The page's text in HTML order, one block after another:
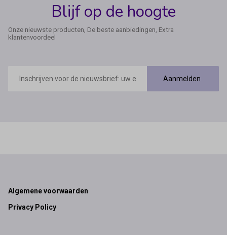
Blijf op de hoogte
Onze nieuwste producten, De beste aanbiedingen, Extra
klantenvoordeel
mailadres
Aanmelden
Footer
Algemene voorwaarden
Privacy Policy